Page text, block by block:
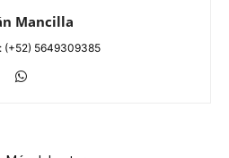
Mancilla
(+52) 5649309385